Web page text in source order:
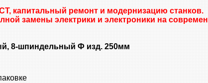
капитальный ремонт и модернизацию станков.
замены электрики и электроники на
8-шпиндельный Ф изд. 250мм